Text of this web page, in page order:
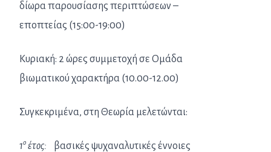
δίωρα παρουσίασης περιπτώσεων –
εποπτείας (15:00-19:00)
Κυριακή: 2 ώρες συμμετοχή σε Ομάδα
βιωματικού χαρακτήρα (10.00-12.00)
Συγκεκριμένα, στη Θεωρία μελετώνται:
1ο έτος: βασικές ψυχαναλυτικές έννοιες